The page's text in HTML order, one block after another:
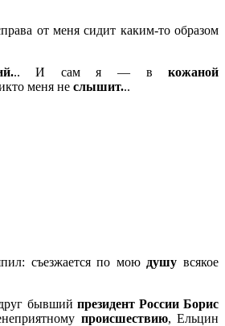
от меня сидит каким-то образом
.. И сам я — вкожаной
меня не слышит...
съезжается по моюдушу всякое
бывший президент России Борис
происшествию, Ельцин